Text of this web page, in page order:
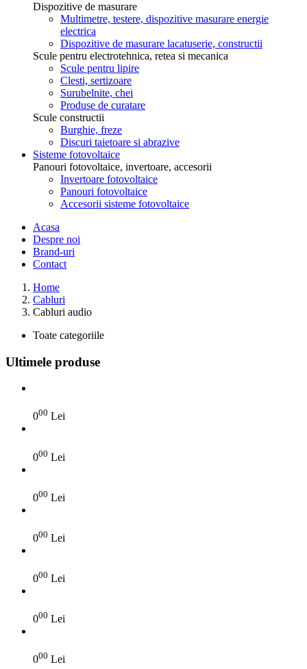
Dispozitive de masurare
Multimetre, testere, dispozitive masurare energie
electrica
Dispozitive de masurare lacatuserie, constructii
Scule pentru electrotehnica, retea si mecanica
Scule pentru lipire
Clesti, sertizoare
Surubelnite, chei
Produse de curatare
Scule constructii
Burghie, freze
Discuri taietoare si abrazive
Sisteme fotovoltaice
Panouri fotovoltaice, invertoare, accesorii
Invertoare fotovoltaice
Panouri fotovoltaice
Accesorii sisteme fotovoltaice
Acasa
Despre noi
Brand-uri
Contact
Home
Cabluri
Cabluri audio
Toate categoriile
Ultimele produse
000 Lei
000 Lei
000 Lei
000 Lei
000 Lei
000 Lei
000 Lei